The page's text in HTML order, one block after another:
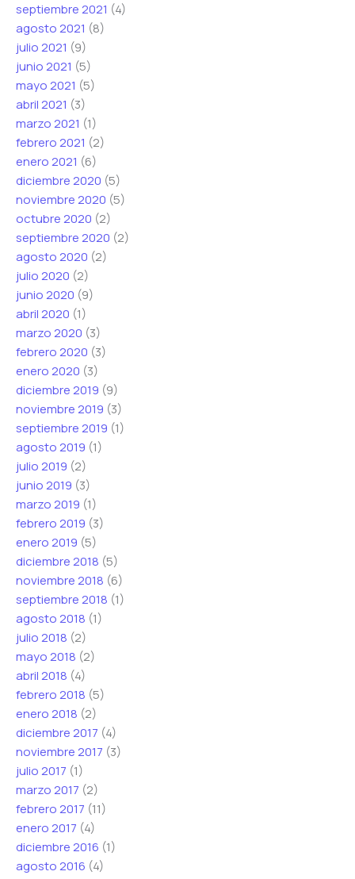
septiembre 2021 (4)
agosto 2021 (8)
julio 2021 (9)
junio 2021 (5)
mayo 2021 (5)
abril 2021 (3)
marzo 2021 (1)
febrero 2021 (2)
enero 2021 (6)
diciembre 2020 (5)
noviembre 2020 (5)
octubre 2020 (2)
septiembre 2020 (2)
agosto 2020 (2)
julio 2020 (2)
junio 2020 (9)
abril 2020 (1)
marzo 2020 (3)
febrero 2020 (3)
enero 2020 (3)
diciembre 2019 (9)
noviembre 2019 (3)
septiembre 2019 (1)
agosto 2019 (1)
julio 2019 (2)
junio 2019 (3)
marzo 2019 (1)
febrero 2019 (3)
enero 2019 (5)
diciembre 2018 (5)
noviembre 2018 (6)
septiembre 2018 (1)
agosto 2018 (1)
julio 2018 (2)
mayo 2018 (2)
abril 2018 (4)
febrero 2018 (5)
enero 2018 (2)
diciembre 2017 (4)
noviembre 2017 (3)
julio 2017 (1)
marzo 2017 (2)
febrero 2017 (11)
enero 2017 (4)
diciembre 2016 (1)
agosto 2016 (4)